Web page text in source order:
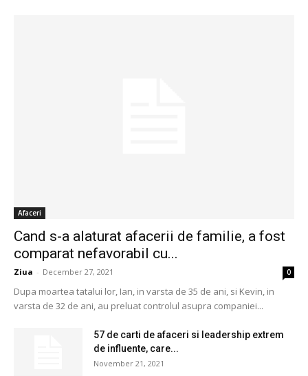
Afaceri
Cand s-a alaturat afacerii de familie, a fost
comparat nefavorabil cu...
Ziua - December 27, 2021 0
Dupa moartea tatalui lor, Ian, in varsta de 35 de ani, si Kevin, in
varsta de 32 de ani, au preluat controlul asupra companiei...
57 de carti de afaceri si leadership extrem
de influente, care...
November 21, 2021